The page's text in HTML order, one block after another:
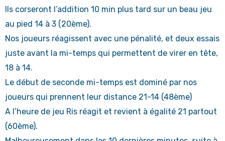
Ils corseront l’addition 10 min plus tard sur un beau jeu
au pied 14 à 3 (20ème).
Nos joueurs réagissent avec une pénalité, et deux essais
juste avant la mi-temps qui permettent de virer en tête,
18 à 14.
Le début de seconde mi-temps est dominé par nos
joueurs qui prennent leur distance 21-14 (48ème)
A l’heure de jeu Ris réagit et revient à égalité 21 partout
(60ème).